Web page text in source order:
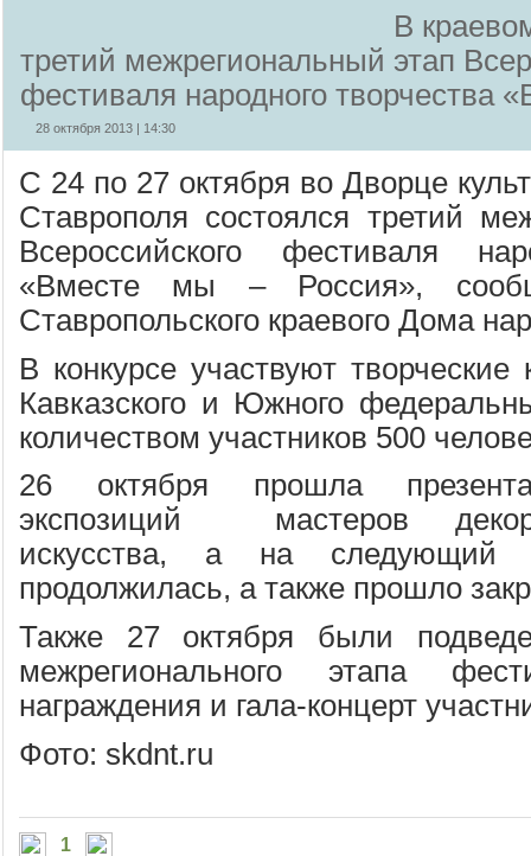
В
третий межрегиональный этап
фестиваля народного творчества
28 октября 2013 | 14:30
С 24 по 27 октября во Дворце
Ставрополя состоялся третий
Всероссийского фестиваля
«Вместе мы – Россия»,
Ставропольского краевого Дома
В конкурсе участвуют
Кавказского и Южного
количеством участников 500
26 октября прошла
экспозиций мастеров
искусства, а на следующий
продолжилась, а также прошло
Также 27 октября были
межрегионального этапа
награждения и гала-концерт
Фото: skdnt.ru
1